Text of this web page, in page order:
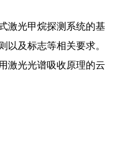
激光甲烷探测系统的基
以及标志等相关要求。
激光光谱吸收原理的云